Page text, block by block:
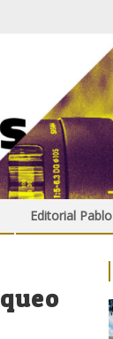
Editorial Pablo